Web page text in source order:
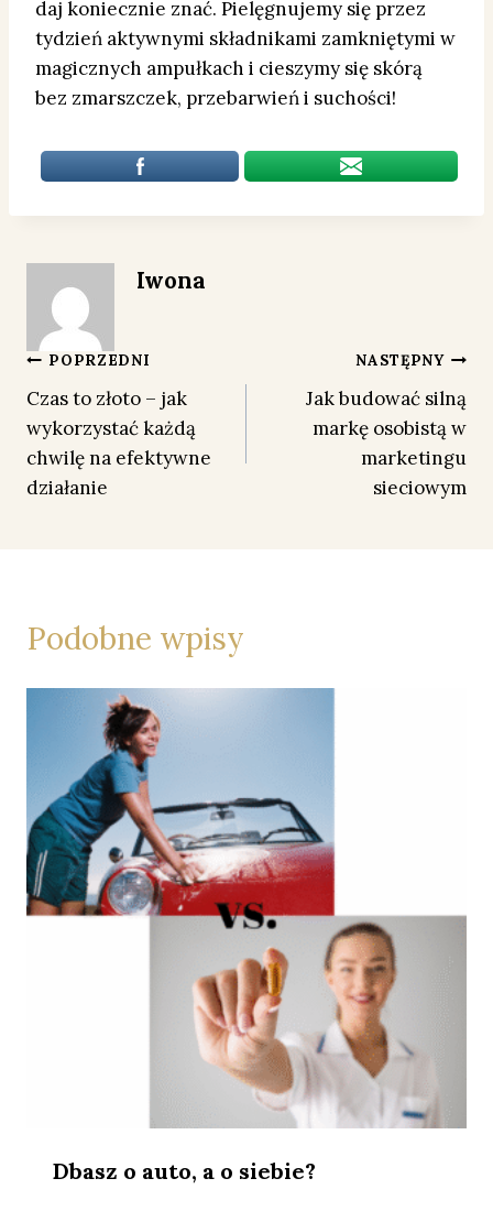
daj koniecznie znać. Pielęgnujemy się przez
tydzień aktywnymi składnikami zamkniętymi w
magicznych ampułkach i cieszymy się skórą
bez zmarszczek, przebarwień i suchości!
Iwona
Nawigacja
wpisu
POPRZEDNI
Czas to złoto – jak
wykorzystać każdą
chwilę na efektywne
działanie
NASTĘPNY
Jak budować silną
markę osobistą w
marketingu
sieciowym
Podobne wpisy
Dbasz o auto, a o siebie?